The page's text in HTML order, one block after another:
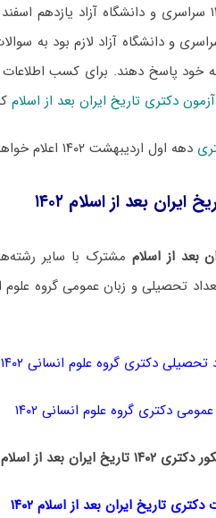
و دانشگاه آزاد لازم بود به
خود پاسخ دهند. برای کسب
دکتری تاریخ ایران بعد از اسلام
دهه اول اردیبهشت ۱۴۰۲ اعلام خواهد شد.
بعد از اسلام ۱۴۰۲
بعد از اسلام مشترک با سایر
تحصیلی و زبان عمومی گروه علوم
دکتری گروه علوم انسانی ۱۴۰۲
دکتری گروه علوم انسانی ۱۴۰۲
بعد از اسلام
دکتریتاریخ ایران بعد از اسلام ۱۴۰۲